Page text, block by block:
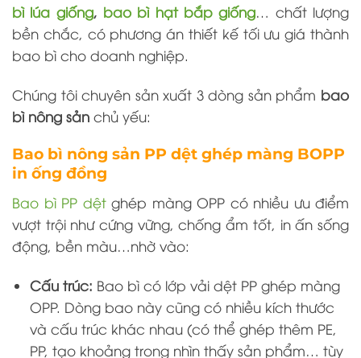
bì lúa giống, bao bì hạt bắp giống… chất lượng
bền chắc, có phương án thiết kế tối ưu giá thành
bao bì cho doanh nghiệp.
Chúng tôi chuyên sản xuất 3 dòng sản phẩm bao
bì nông sản chủ yếu:
Bao bì nông sản PP dệt ghép màng BOPP
in ống đồng
Bao bì PP dệtghép màng OPP có nhiều ưu điểm
vượt trội như cứng vững, chống ẩm tốt, in ấn sống
động, bền màu…nhờ vào:
Cấu trúc: Bao bì có lớp vải dệt PP ghép màng
OPP. Dòng bao này cũng có nhiều kích thước
và cấu trúc khác nhau (có thể ghép thêm PE,
PP, tạo khoảng trong nhìn thấy sản phẩm… tùy